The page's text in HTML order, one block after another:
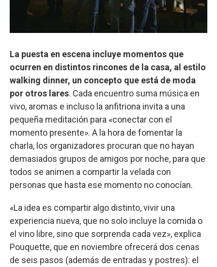
La puesta en escena incluye momentos que
ocurren en distintos rincones de la casa, al estilo
walking dinner, un concepto que está de moda
por otros lares. Cada encuentro suma música en
vivo, aromas e incluso la anfitriona invita a una
pequeña meditación para «conectar con el
momento presente». A la hora de fomentar la
charla, los organizadores procuran que no hayan
demasiados grupos de amigos por noche, para que
todos se animen a compartir la velada con
personas que hasta ese momento no conocían.
«La idea es compartir algo distinto, vivir una
experiencia nueva, que no solo incluye la comida o
el vino libre, sino que sorprenda cada vez», explica
Pouquette, que en noviembre ofrecerá dos cenas
de seis pasos (además de entradas y postres): el